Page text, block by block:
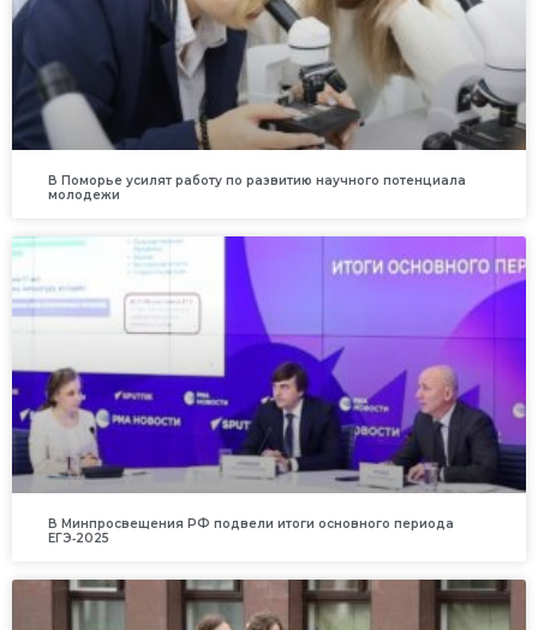
В Поморье усилят работу по развитию научного потенциала
молодежи
В Минпросвещения РФ подвели итоги основного периода
ЕГЭ‑2025